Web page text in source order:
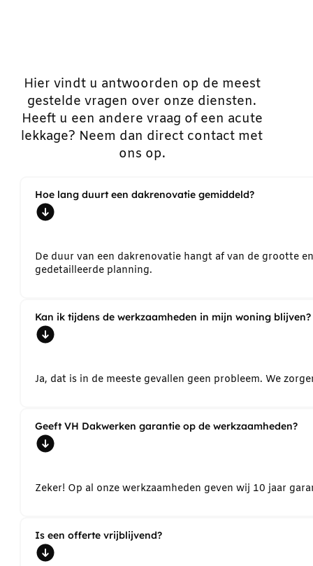
Hier vindt u antwoorden op de meest
gestelde vragen over onze diensten.
Heeft u een andere vraag of een acute
lekkage? Neem dan direct contact met
ons op.
Hoe lang duurt een dakrenovatie gemiddeld?
De duur van een dakrenovatie hangt af van de grootte
gedetailleerde planning.
Kan ik tijdens de werkzaamheden in mijn woning blijven?
Ja, dat is in de meeste gevallen geen probleem. We
Geeft VH Dakwerken garantie op de werkzaamheden?
Zeker! Op al onze werkzaamheden geven wij 10 jaar
Is een offerte vrijblijvend?